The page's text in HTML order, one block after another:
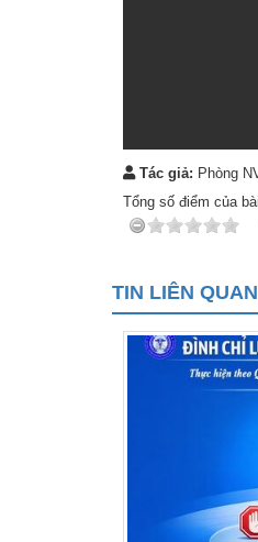
Tác giả: Phòng
Tổng số điểm của
TIN LIÊN QUAN